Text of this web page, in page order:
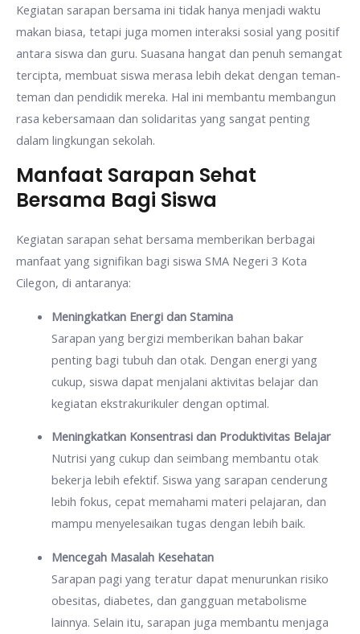
Kegiatan sarapan bersama ini tidak hanya menjadi waktu
makan biasa, tetapi juga momen interaksi sosial yang positif
antara siswa dan guru. Suasana hangat dan penuh semangat
tercipta, membuat siswa merasa lebih dekat dengan teman-
teman dan pendidik mereka. Hal ini membantu membangun
rasa kebersamaan dan solidaritas yang sangat penting
dalam lingkungan sekolah.
Manfaat Sarapan Sehat
Bersama Bagi Siswa
Kegiatan sarapan sehat bersama memberikan berbagai
manfaat yang signifikan bagi siswa SMA Negeri 3 Kota
Cilegon, di antaranya:
Meningkatkan Energi dan Stamina
Sarapan yang bergizi memberikan bahan bakar
penting bagi tubuh dan otak. Dengan energi yang
cukup, siswa dapat menjalani aktivitas belajar dan
kegiatan ekstrakurikuler dengan optimal.
Meningkatkan Konsentrasi dan Produktivitas Belajar
Nutrisi yang cukup dan seimbang membantu otak
bekerja lebih efektif. Siswa yang sarapan cenderung
lebih fokus, cepat memahami materi pelajaran, dan
mampu menyelesaikan tugas dengan lebih baik.
Mencegah Masalah Kesehatan
Sarapan pagi yang teratur dapat menurunkan risiko
obesitas, diabetes, dan gangguan metabolisme
lainnya. Selain itu, sarapan juga membantu menjaga